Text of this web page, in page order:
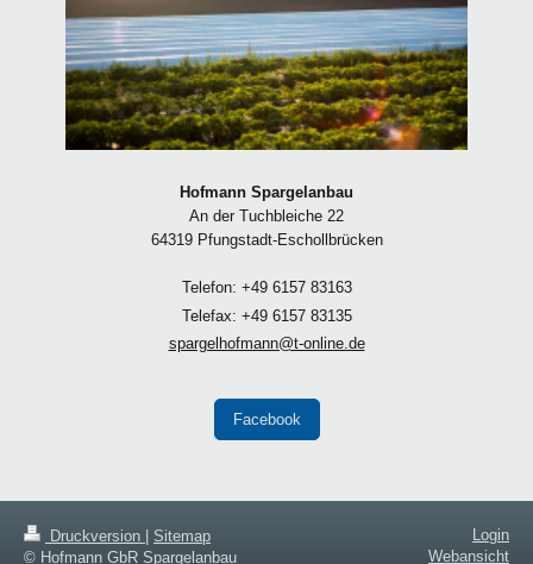
Hofmann Spargelanbau
An der Tuchbleiche 22
64319 Pfungstadt-Eschollbrücken
Telefon: +49 6157 83163
Telefax: +49 6157 83135
spargelhofmann@t-online.de
Facebook
Druckversion
Sitemap
© Hofmann GbR Spargelanbau
Login
Webansicht